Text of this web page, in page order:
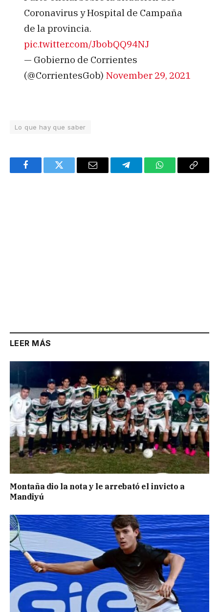
Coronavirus y Hospital de Campaña
de la provincia.
pic.twitter.com/JbobQQ94NJ
— Gobierno de Corrientes
(@CorrientesGob) November 29, 2021
Lo que hay que saber
FacebookTwitter Email TelegramWhatsAppCopy
LEER MÁS
Montaña dio la nota y le arrebató el invicto a
Mandiyú